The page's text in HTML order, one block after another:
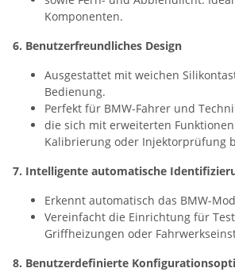
Komponenten.
6. Benutzerfreundliches Design
Ausgestattet mit weichen
Bedienung.
Perfekt für BMW-Fahrer und
die sich mit erweiterten Funktionen
Kalibrierung oder Injektorprüfung
7. Intelligente automatische
Erkennt automatisch das BMW-
Vereinfacht die Einrichtung für
Griffheizungen oder
8. Benutzerdefinierte